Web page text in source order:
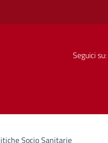
Seguici su:
Socio Sanitarie